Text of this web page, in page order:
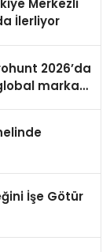
Merkezli
İlerliyor
2026’da
marka
İşe Götür